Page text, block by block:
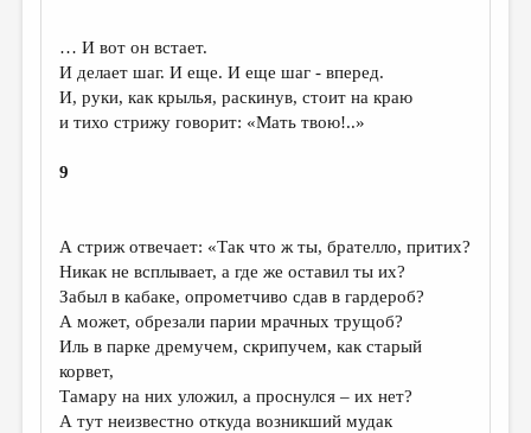
… И вот он встает.
И делает шаг. И еще. И еще шаг - вперед.
И, руки, как крылья, раскинув, стоит на краю
и тихо стрижу говорит: «Мать твою!..»
9
А стриж отвечает: «Так что ж ты, брателло, притих?
Никак не всплывает, а где же оставил ты их?
Забыл в кабаке, опрометчиво сдав в гардероб?
А может, обрезали парии мрачных трущоб?
Иль в парке дремучем, скрипучем, как старый
корвет,
Тамару на них уложил, а проснулся – их нет?
А тут неизвестно откуда возникший мудак